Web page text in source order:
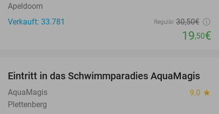
Apeldoorn
Verkauft: 33.781
Regulär 30,50€
19,50€
35%
Eintritt in das Schwimmparadies AquaMagis
AquaMagis 9.0 star
Plettenberg